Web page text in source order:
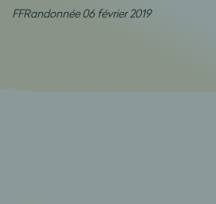
FFRandonnée 06 février 2019